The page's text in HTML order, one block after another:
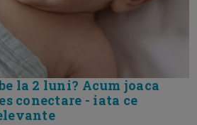
la 2 luni? Acum joaca
conectare - iata ce